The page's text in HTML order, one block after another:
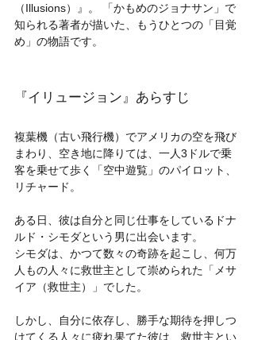
（Illusions）』。 「かもめのジョナサン」で
知られる著者が描いた、もうひとつの「目覚
め」の物語です。
『イリュージョン』あらすじ
複葉機（古い飛行機）でアメリカの空を飛び
まわり、空き地に降りては、一人3ドルで乗
客を乗せて歩く「空中遊覧」のパイロット、
リチャード。
ある日、彼は自分と同じ仕事をしているドナ
ルド・シモダという男に出会います。
シモダは、かつて数々の奇跡を起こし、何万
人もの人々に救世主として崇められた「メサ
イア（救世主）」でした。
しかし、自分に依存し、勝手な期待を押しつ
けてくる人々に疲れ果てた彼は、救世主とい